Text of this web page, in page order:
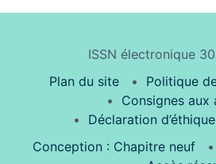
ISSN électronique
Plan du site
Politique
Consignes aux
Déclaration d’éthique
Conception : Chapitre neuf